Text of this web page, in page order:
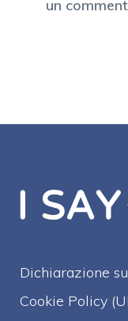
un
Dichiarazione
Cookie Policy